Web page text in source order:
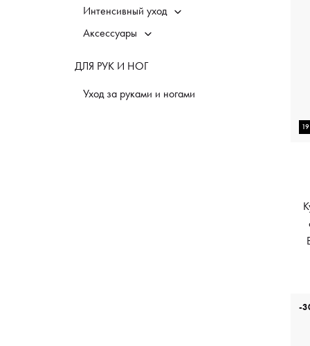
Интенсивный уход
Аксессуары
ДЛЯ РУК И НОГ
Уход за руками и ногами
-